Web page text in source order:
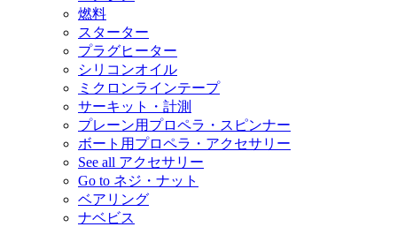
燃料
スターター
プラグヒーター
シリコンオイル
ミクロンラインテープ
サーキット・計測
プレーン用プロペラ・スピンナー
ボート用プロペラ・アクセサリー
See all アクセサリー
Go to ネジ・ナット
ベアリング
ナベビス